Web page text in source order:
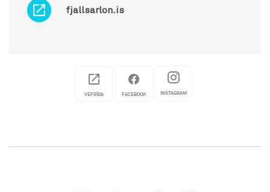
fjallsarlon.is
VEFSÍÐA FACEBOOK INSTAGRAM